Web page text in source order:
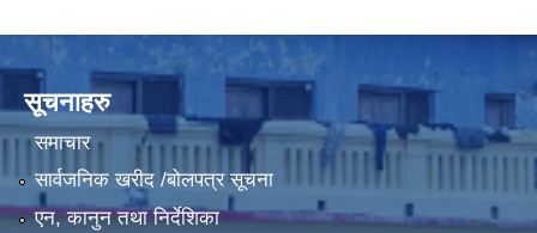
सूचनाहरु
समाचार
सार्वजनिक खरीद /बोलपत्र सूचना
एन, कानुन तथा निर्देशिका